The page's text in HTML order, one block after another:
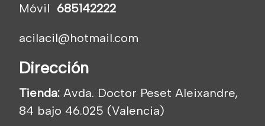
Móvil 685142222
acilacil@hotmail.com
Dirección
Tienda: Avda. Doctor Peset Aleixandre,
84 bajo 46.025 (Valencia)